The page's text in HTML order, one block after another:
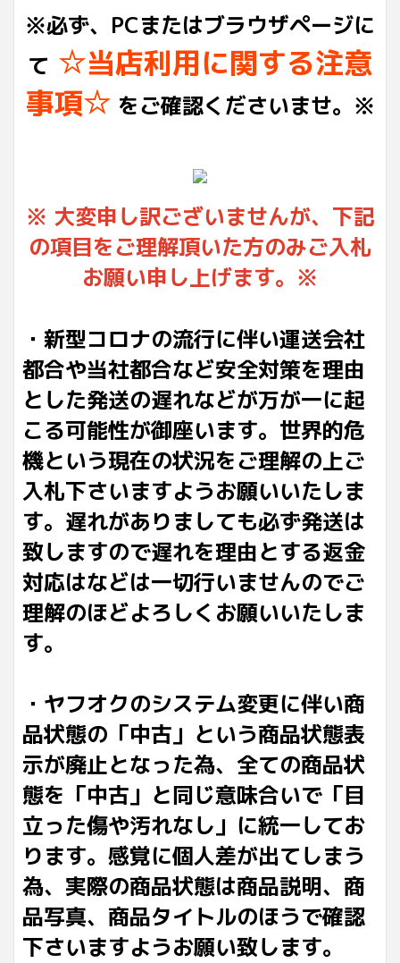
※必ず、PCまたはブラウザページに
て ☆当店利用に関する注意
事項☆ をご確認くださいませ。※
※ 大変申し訳ございませんが、下記
の項目をご理解頂いた方のみご入札
お願い申し上げます。※
・新型コロナの流行に伴い運送会社
都合や当社都合など安全対策を理由
とした発送の遅れなどが万が一に起
こる可能性が御座います。世界的危
機という現在の状況をご理解の上ご
入札下さいますようお願いいたしま
す。遅れがありましても必ず発送は
致しますので遅れを理由とする返金
対応はなどは一切行いませんのでご
理解のほどよろしくお願いいたしま
す。
・ヤフオクのシステム変更に伴い商
品状態の「中古」という商品状態表
示が廃止となった為、全ての商品状
態を「中古」と同じ意味合いで「目
立った傷や汚れなし」に統一してお
ります。感覚に個人差が出てしまう
為、実際の商品状態は商品説明、商
品写真、商品タイトルのほうで確認
下さいますようお願い致します。